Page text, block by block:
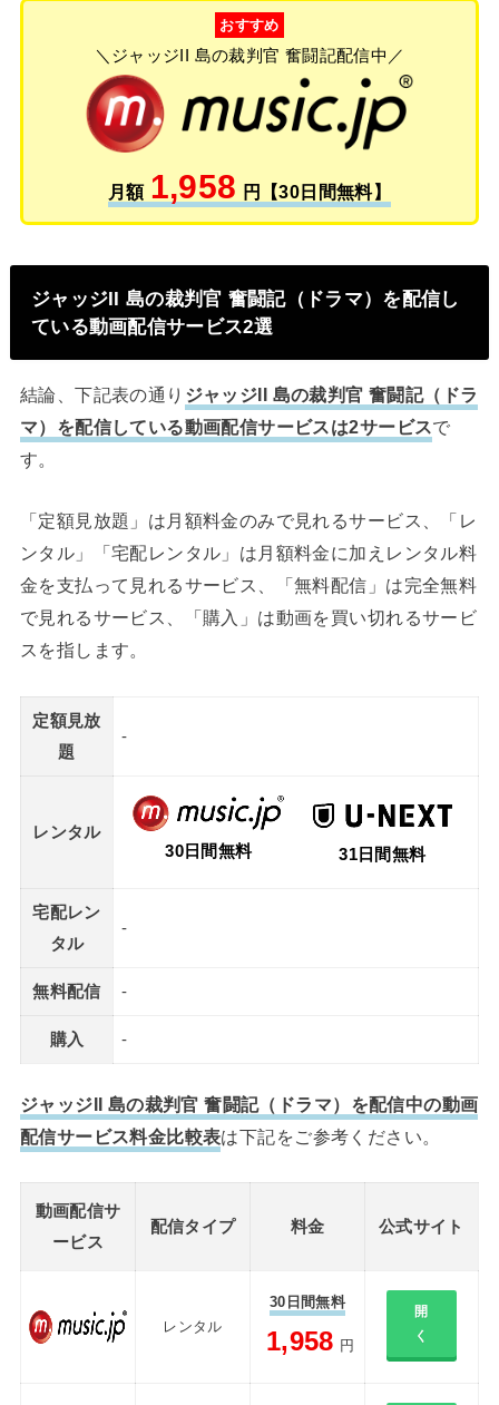
おすすめ
＼ジャッジII 島の裁判官 奮闘記配信中／
月額 1,958 円【30日間無料】
ジャッジII 島の裁判官 奮闘記（ドラマ）を配信し
ている動画配信サービス2選
結論、下記表の通り ジャッジII 島の裁判官 奮闘記（ドラ
マ）を配信している動画配信サービスは2サービスで
す。
「定額見放題」は月額料金のみで見れるサービス、「レ
ンタル」「宅配レンタル」は月額料金に加えレンタル料
金を支払って見れるサービス、「無料配信」は完全無料
で見れるサービス、「購入」は動画を買い切れるサービ
スを指します。
定額見放
題
-
レンタル
30日間無料
31日間無料
宅配レン
タル
-
無料配信 -
購入 -
ジャッジII 島の裁判官 奮闘記（ドラマ）を配信中の動画
配信サービス料金比較表は下記をご参考ください。
動画配信サ
ービス
配信タイプ 料金 公式サイト
レンタル
30日間無料
1,958 円
開
く